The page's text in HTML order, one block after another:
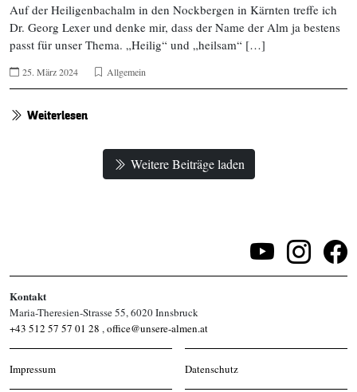
Auf der Heiligenbachalm in den Nockbergen in Kärnten treffe ich
Dr. Georg Lexer und denke mir, dass der Name der Alm ja bestens
passt für unser Thema. „Heilig“ und „heilsam“ […]
25. März 2024 Allgemein
Weiterlesen
Weitere Beiträge laden
Kontakt
Maria-Theresien-Strasse 55, 6020 Innsbruck
+43 512 57 57 01 28 ,office@unsere-almen.at
Impressum Datenschutz